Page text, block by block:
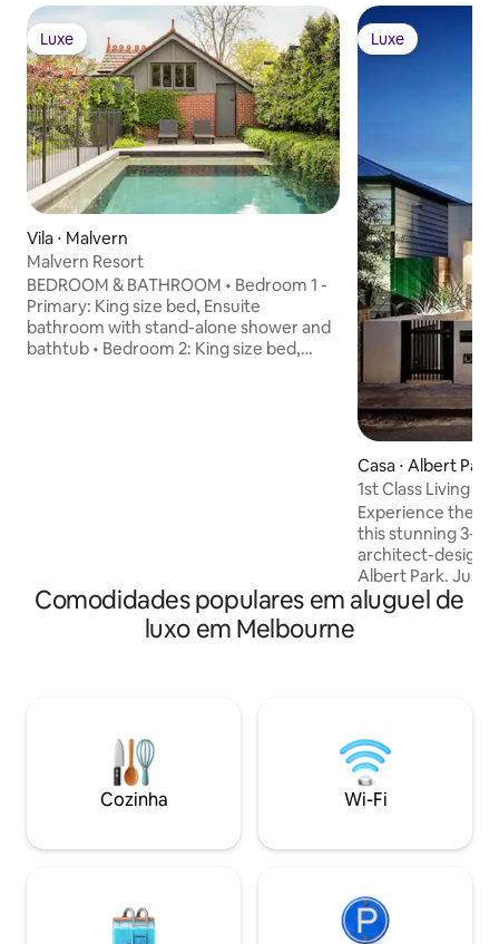
Luxe
Luxe
Vila ⋅ Malvern
Malvern Resort
BEDROOM & BATHROOM • Bedroom 1 -
Primary: King size bed, Ensuite
bathroom with stand-alone shower and
bathtub • Bedroom 2: King size bed,
Luxe
Luxe
Casa ⋅ Albert Park
1st Class Living
Park
Experience the
this stunning 3-
architect-
Albert Park. Just
and Victoria
shops, enjoy
with high-end
Melbourne
Comodidades populares em aluguel de
luxo em Melbourne
Cozinha Wi-Fi